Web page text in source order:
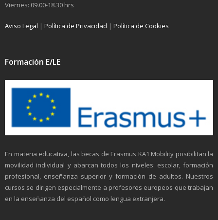
Viernes: 09.00-18.30 hrs
Aviso Legal | Política de Privacidad | Política de Cookies
Formación E/LE
En materia educativa, las becas de Erasmus KA1 Mobility posibilitan la
movilidad individual y abarcan todos los niveles: escolar, formación
profesional, enseñanza superior y formación de adultos. Nuestros
cursos se dirigen especialmente a profesores europeos que trabajan
en la enseñanza del español como lengua extranjera.